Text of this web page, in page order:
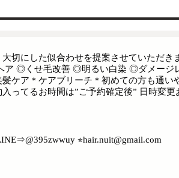
大切にした似合わせを提案させていた
ア ◎くせ毛改善 ◎明るい白染 ◎ダメージ
ケア＊ケアブリーチ＊初めての方も通
ってるお時間は”ご予約確定後” 日時変
⭐︎hair.nuit@gmail.com